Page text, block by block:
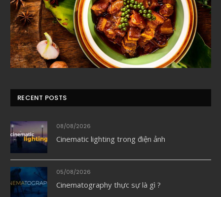
RECENT POSTS
08/08/2026
Cinematic lighting trong điện ảnh
05/08/2026
Cinematography thực sự là gì ?